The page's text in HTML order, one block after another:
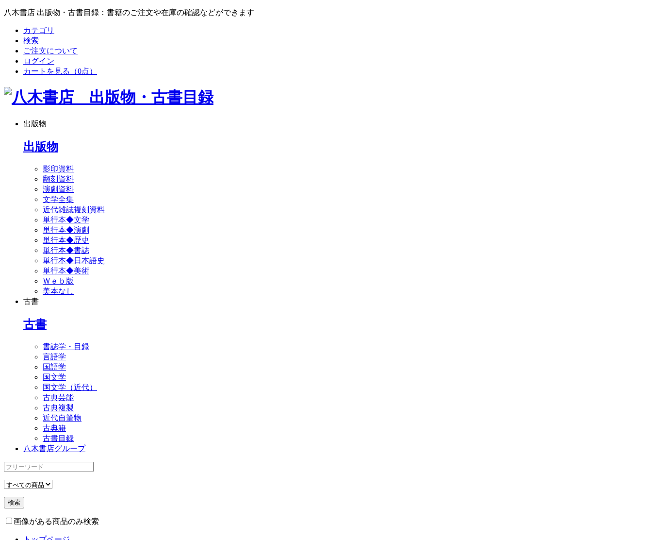
八木書店 出版物・古書目録：書籍のご注文や在庫の確認などができます
カテゴリ
検索
ご注文について
ログイン
カートを見る
（0点）
出版物
出版物
影印資料
翻刻資料
演劇資料
文学全集
近代雑誌複刻資料
単行本◆文学
単行本◆演劇
単行本◆歴史
単行本◆書誌
単行本◆日本語史
単行本◆美術
Ｗｅｂ版
美本なし
古書
古書
書誌学・目録
言語学
国語学
国文学
国文学（近代）
古典芸能
古典複製
近代自筆物
古典籍
古書目録
八木書店グループ
画像がある商品のみ検索